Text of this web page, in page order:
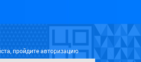
пройдите авторизацию